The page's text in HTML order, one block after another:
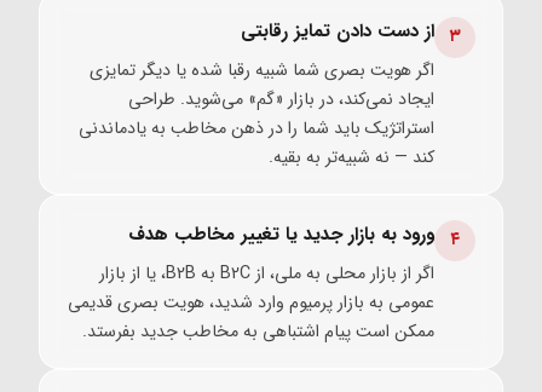
۳ از دست دادن تمایز رقابتی
اگر هویت بصری شما شبیه رقبا شده یا دیگر تمایزی
ایجاد نمی‌کند، در بازار «گم» می‌شوید. طراحی
استراتژیک باید شما را در ذهن مخاطب به یاد‌ماندنی
کند — نه شبیه‌تر به بقیه.
۴ ورود به بازار جدید یا تغییر مخاطب هدف
اگر از بازار محلی به ملی، از B2C به B2B، یا از بازار
عمومی به بازار پرمیوم وارد شدید، هویت بصری قدیمی
ممکن است پیام اشتباهی به مخاطب جدید بفرستد.